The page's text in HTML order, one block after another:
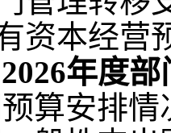
资本经营
年度部
算安排情